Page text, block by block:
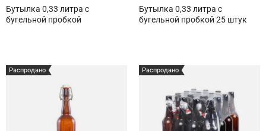
Бутылка 0,33 литра с
бугельной пробкой
Бутылка 0,33 литра с
бугельной пробкой 25 штук
Распродано Распродано